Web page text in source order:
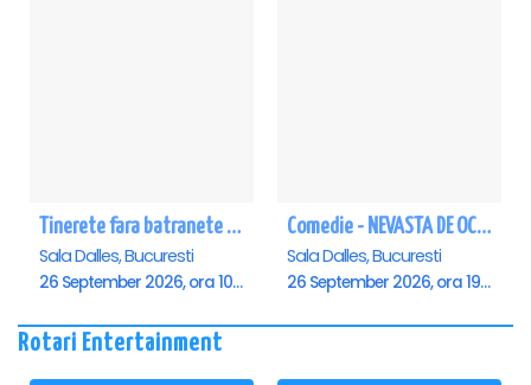
Tinerete fara batranete si viata fara de moarte
Sala Dalles, Bucuresti
26 September 2026, ora 10:30
Comedie - NEVASTA DE OCAZIE !!!
Sala Dalles, Bucuresti
26 September 2026, ora 19:00
Rotari Entertainment